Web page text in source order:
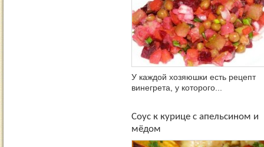
У каждой хозяюшки есть рецепт
винегрета, у которого...
Соус к курице с апельсином и
мёдом